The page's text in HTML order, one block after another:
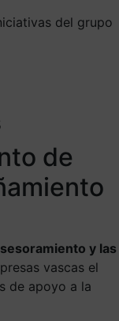
del grupo
de
y las
vascas el
de apoyo a la